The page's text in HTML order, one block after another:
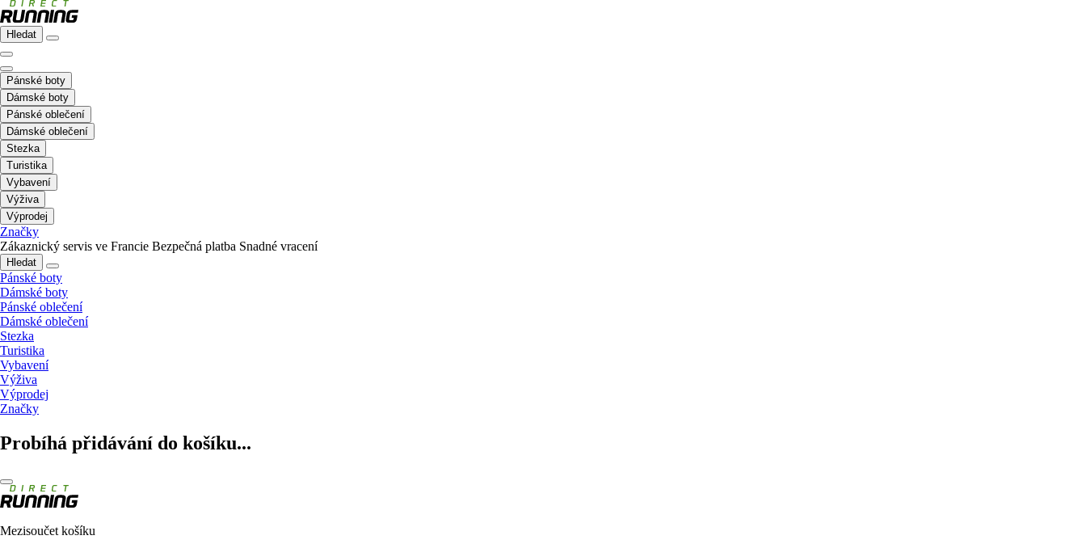
Hledat
Pánské boty
Dámské boty
Pánské oblečení
Dámské oblečení
Stezka
Turistika
Vybavení
Výživa
Výprodej
Značky
Zákaznický servis ve Francie Bezpečná platba Snadné vracení
Hledat
Pánské boty
Dámské boty
Pánské oblečení
Dámské oblečení
Stezka
Turistika
Vybavení
Výživa
Výprodej
Značky
Probíhá přidávání do košíku...
Mezisoučet košíku